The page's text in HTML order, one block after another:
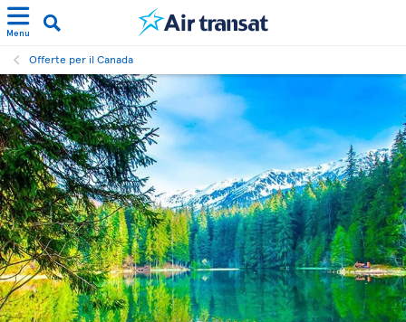
Menu
Offerte per il Canada